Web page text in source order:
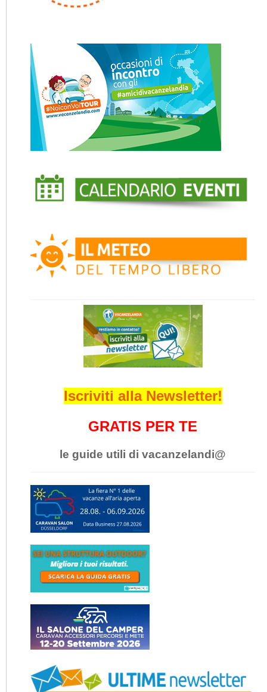
Iscriviti alla Newsletter!
GRATIS PER TE
le guide utili di vacanzelandi@